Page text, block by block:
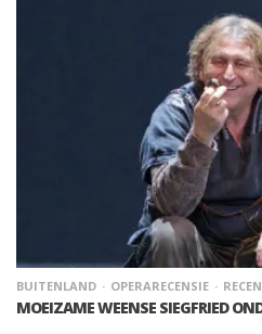
BUITENLAND OPERARECENSIE
MOEIZAME WEENSE SIEGFRIED